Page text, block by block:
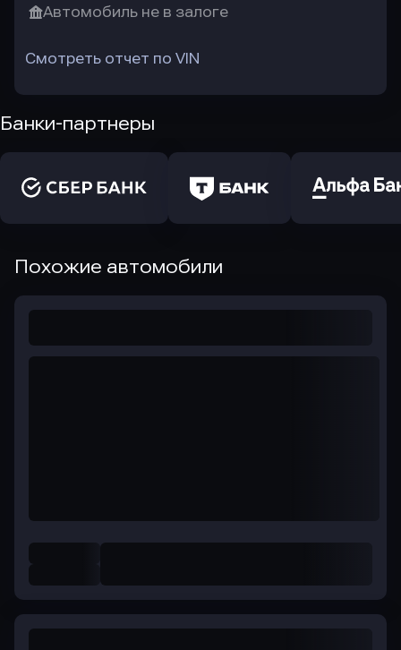
Автомобиль не в залоге
Смотреть отчет по VIN
Банки-партнеры
Похожие автомобили